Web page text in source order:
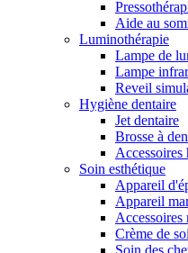
Aide au
Luminothérapie
Lampe de
Lampe
Reveil
Hygiène dentaire
Jet dentaire
Brosse à
Accessoires
Soin esthétique
Appareil
Appareil
Accessoires
Crème de
Soin des